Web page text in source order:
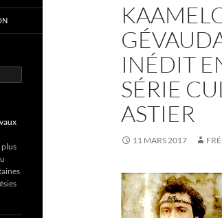
INÉDIT
SÉRIE
ASTIER
11 MARS 2017
plus